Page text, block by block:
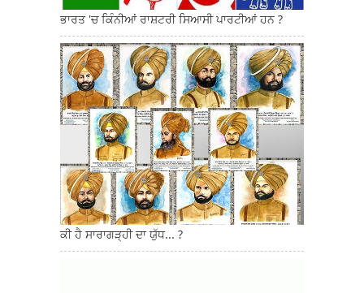
ਭਾਰਤ 'ਚ ਕਿੰਨੀਆਂ ਰਾਸ਼ਟਰੀ ਸਿਆਸੀ ਪਾਰਟੀਆਂ ਹਨ ?
ਕੀ ਹੈ ਸਾਰਾਗੜ੍ਹੀ ਦਾ ਯੁੱਧ... ?